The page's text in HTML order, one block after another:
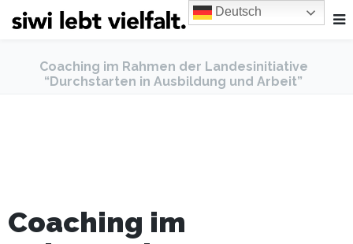
Coaching im Rahmen der Landesinitiative
“Durchstarten in Ausbildung und Arbeit”
Coaching im
Deutsch